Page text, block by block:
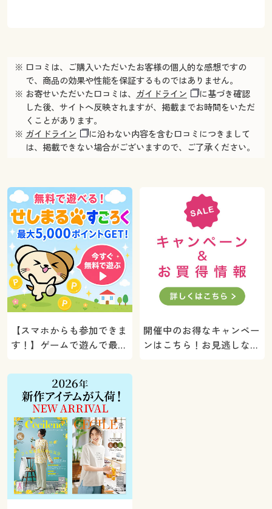
※ 口コミは、ご購入いただいたお客様の個人的な感想ですの
で、商品の効果や性能を保証するものではありません。
※ お寄せいただいた口コミは、 ガイドライン
に基づき確認
した後、サイトへ反映されますが、掲載までお時間をいただ
くことがあります。
※ ガイドライン
に沿わない内容を含む口コミにつきまして
は、掲載できない場合がございますので、ご了承ください。
【スマホからも参加できま
す！】ゲームで遊んで最大
ト！
開催中のお得なキャンペー
ンはこちら！お見逃しな